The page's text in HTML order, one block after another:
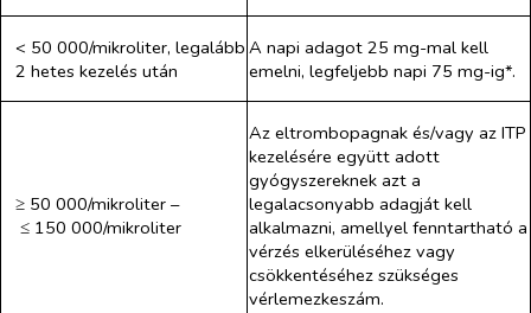
< 50 000/mikroliter, legalább
2 hetes kezelés után
A napi adagot 25 mg-mal kell
emelni, legfeljebb napi 75 mg-ig*.
≥ 50 000/mikroliter –
≤ 150 000/mikroliter
Az eltrombopagnak és/vagy az ITP
kezelésére együtt adott
gyógyszereknek azt a
legalacsonyabb adagját kell
alkalmazni, amellyel fenntartható a
vérzés elkerüléséhez vagy
csökkentéséhez szükséges
vérlemezkeszám.